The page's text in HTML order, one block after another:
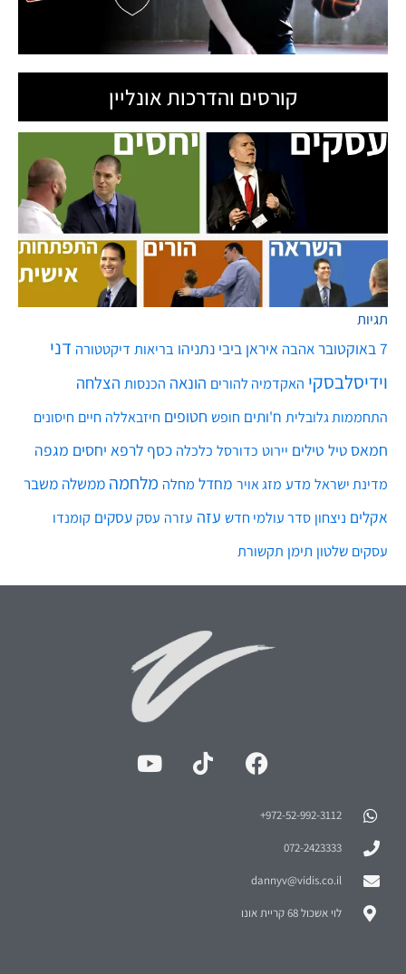
קורסים והדרכות אונליין
תגיות
7 באוקטובר אהבה איראן ביבי נתניהו בריאות דיקטטורה דני
וידיסלבסקי האקדמיה להורים הונאה הכנסות הצלחה
התחממות גלובלית ח'ותים חופש חטופים חיזבאללה חיים חיסונים
חמאס טיל טילים יירוט כדורסל כלכלה כסף לרפא יחסים מגפה
מדינת ישראל מדע מזג אויר מחדל מחלה מלחמה ממשלה משבר
אקלים ניצחון סדר עולמי חדש עזה עזרה עסק עסקים קומנדו
עסקים שלטון תימן תקשורת
972-52-992-3112⁩+
072-2423333
dannyv@vidis.co.il
לוי אשכול 68 קריית אונו